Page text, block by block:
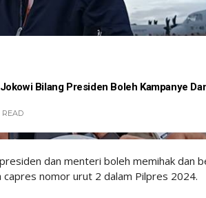
Bilang Presiden Boleh Kampanye
READ
dan menteri boleh memihak dan
capres nomor urut 2 dalam Pilpres 2024.